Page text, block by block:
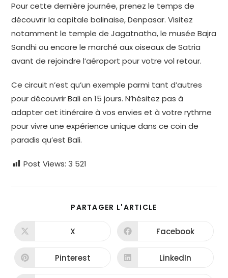
Pour cette dernière journée, prenez le temps de
découvrir la capitale balinaise, Denpasar. Visitez
notamment le temple de Jagatnatha, le musée Bajra
Sandhi ou encore le marché aux oiseaux de Satria
avant de rejoindre l’aéroport pour votre vol retour.
Ce circuit n’est qu’un exemple parmi tant d’autres
pour découvrir Bali en 15 jours. N’hésitez pas à
adapter cet itinéraire à vos envies et à votre rythme
pour vivre une expérience unique dans ce coin de
paradis qu’est Bali.
Post Views: 3 521
PARTAGER L'ARTICLE
CONTENU
Ouvrir
autre
fenêtre
X Ouvrir
autre
fenêtre
Facebook
Ouvrir
Pinterest Ouvrir
LinkedIn